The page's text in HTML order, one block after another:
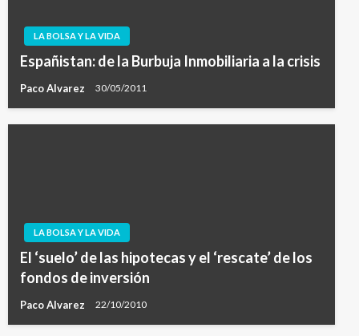
LA BOLSA Y LA VIDA
Españistan: de la Burbuja Inmobiliaria a la crisis
Paco Alvarez 30/05/2011
LA BOLSA Y LA VIDA
El ‘suelo’ de las hipotecas y el ‘rescate’ de los
fondos de inversión
Paco Alvarez 22/10/2010